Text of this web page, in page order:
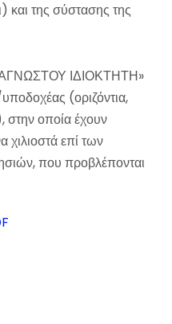
και της σύστασης της
«ΑΓΝΩΣΤΟΥ ΙΔΙΟΚΤΗΤΗ»
(οριζόντια,
στην οποία έχουν
χιλιοστά επί των
που προβλέπονται